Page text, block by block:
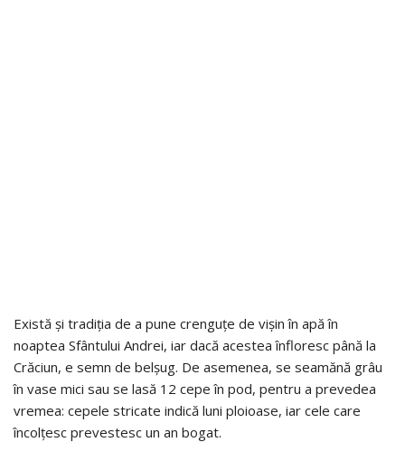
Există și tradiția de a pune crenguțe de vișin în apă în
noaptea Sfântului Andrei, iar dacă acestea înfloresc până la
Crăciun, e semn de belșug. De asemenea, se seamănă grâu
în vase mici sau se lasă 12 cepe în pod, pentru a prevedea
vremea: cepele stricate indică luni ploioase, iar cele care
încolțesc prevestesc un an bogat.